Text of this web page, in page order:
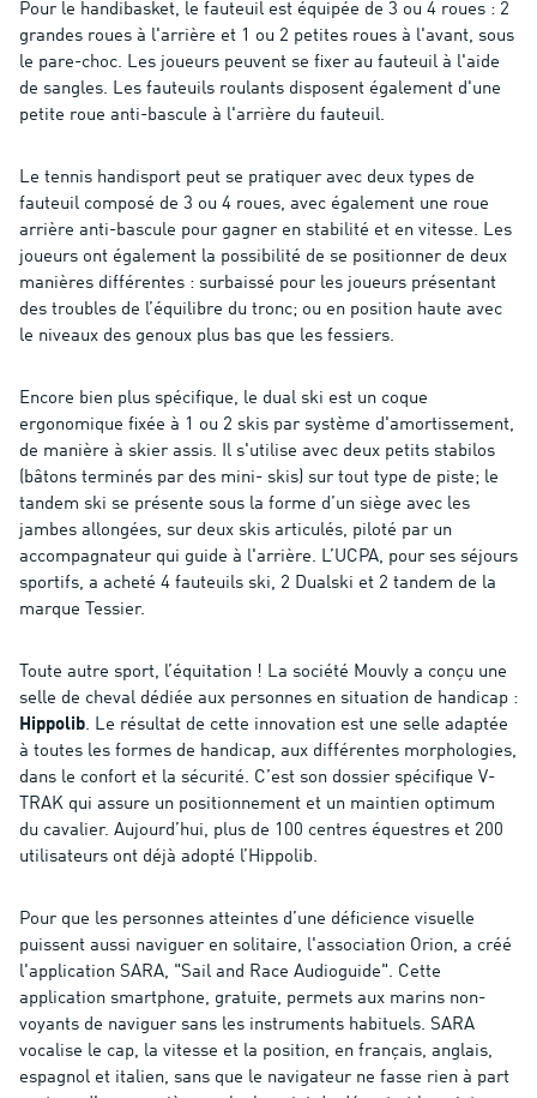
Pour le handibasket, le fauteuil est équipée de 3 ou 4 roues : 2
grandes roues à l'arrière et 1 ou 2 petites roues à l'avant, sous
le pare-choc. Les joueurs peuvent se fixer au fauteuil à l'aide
de sangles. Les fauteuils roulants disposent également d'une
petite roue anti-bascule à l'arrière du fauteuil.
Le tennis handisport peut se pratiquer avec deux types de
fauteuil composé de 3 ou 4 roues, avec également une roue
arrière anti-bascule pour gagner en stabilité et en vitesse. Les
joueurs ont également la possibilité de se positionner de deux
manières différentes : surbaissé pour les joueurs présentant
des troubles de l’équilibre du tronc; ou en position haute avec
le niveaux des genoux plus bas que les fessiers.
Encore bien plus spécifique, le dual ski est un coque
ergonomique fixée à 1 ou 2 skis par système d'amortissement,
de manière à skier assis. Il s'utilise avec deux petits stabilos
(bâtons terminés par des mini- skis) sur tout type de piste; le
tandem ski se présente sous la forme d’un siège avec les
jambes allongées, sur deux skis articulés, piloté par un
accompagnateur qui guide à l'arrière. L’UCPA, pour ses séjours
sportifs, a acheté 4 fauteuils ski, 2 Dualski et 2 tandem de la
marque Tessier.
Toute autre sport, l’équitation ! La société Mouvly a conçu une
selle de cheval dédiée aux personnes en situation de handicap :
Hippolib. Le résultat de cette innovation est une selle adaptée
à toutes les formes de handicap, aux différentes morphologies,
dans le confort et la sécurité. C’est son dossier spécifique V-
TRAK qui assure un positionnement et un maintien optimum
du cavalier. Aujourd’hui, plus de 100 centres équestres et 200
utilisateurs ont déjà adopté l’Hippolib.
Pour que les personnes atteintes d’une déficience visuelle
puissent aussi naviguer en solitaire, l'association Orion, a créé
l'application SARA, "Sail and Race Audioguide". Cette
application smartphone, gratuite, permets aux marins non-
voyants de naviguer sans les instruments habituels. SARA
vocalise le cap, la vitesse et la position, en français, anglais,
espagnol et italien, sans que le navigateur ne fasse rien à part